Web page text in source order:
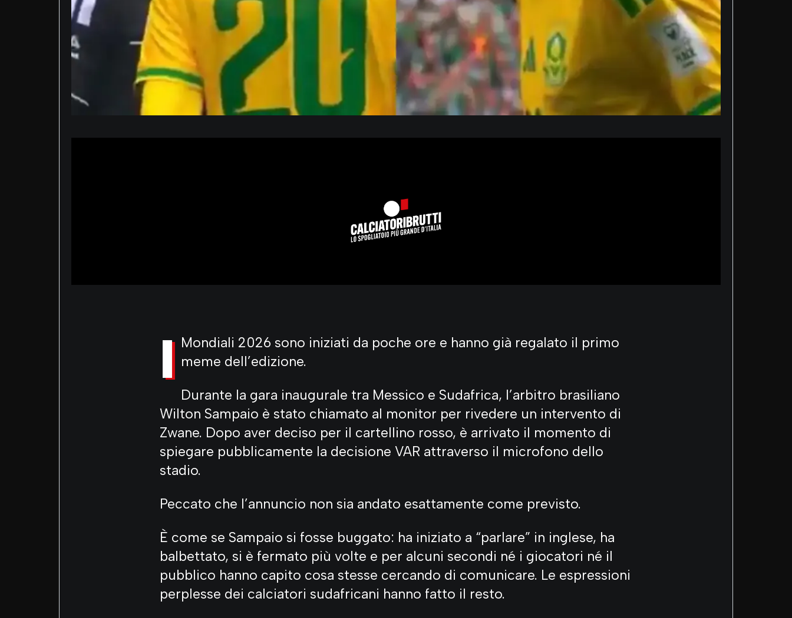
I Mondiali 2026 sono iniziati da poche ore e hanno già regalato il primo
meme dell’edizione.
Durante la gara inaugurale tra Messico e Sudafrica, l’arbitro brasiliano
Wilton Sampaio è stato chiamato al monitor per rivedere un intervento di
Zwane. Dopo aver deciso per il cartellino rosso, è arrivato il momento di
spiegare pubblicamente la decisione VAR attraverso il microfono dello
stadio.
Peccato che l’annuncio non sia andato esattamente come previsto.
È come se Sampaio si fosse buggato: ha iniziato a “parlare” in inglese, ha
balbettato, si è fermato più volte e per alcuni secondi né i giocatori né il
pubblico hanno capito cosa stesse cercando di comunicare. Le espressioni
perplesse dei calciatori sudafricani hanno fatto il resto.